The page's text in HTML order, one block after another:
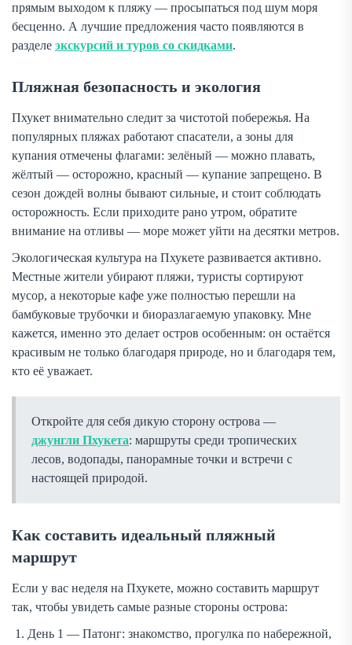
прямым выходом к пляжу — просыпаться под шум моря
бесценно. А лучшие предложения часто появляются в
разделе экскурсий и туров со скидками.
Пляжная безопасность и экология
Пхукет внимательно следит за чистотой побережья. На
популярных пляжах работают спасатели, а зоны для
купания отмечены флагами: зелёный — можно плавать,
жёлтый — осторожно, красный — купание запрещено. В
сезон дождей волны бывают сильные, и стоит соблюдать
осторожность. Если приходите рано утром, обратите
внимание на отливы — море может уйти на десятки метров.
Экологическая культура на Пхукете развивается активно.
Местные жители убирают пляжи, туристы сортируют
мусор, а некоторые кафе уже полностью перешли на
бамбуковые трубочки и биоразлагаемую упаковку. Мне
кажется, именно это делает остров особенным: он остаётся
красивым не только благодаря природе, но и благодаря тем,
кто её уважает.
Откройте для себя дикую сторону острова —
джунгли Пхукета: маршруты среди тропических
лесов, водопады, панорамные точки и встречи с
настоящей природой.
Как составить идеальный пляжный
маршрут
Если у вас неделя на Пхукете, можно составить маршрут
так, чтобы увидеть самые разные стороны острова:
День 1 — Патонг: знакомство, прогулка по набережной,